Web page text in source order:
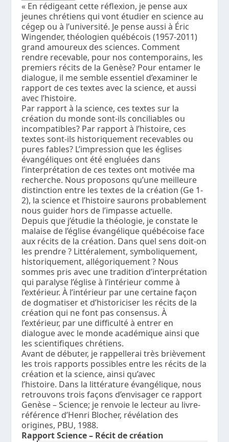
« En rédigeant cette réflexion, je pense aux
jeunes chrétiens qui vont étudier en science au
cégep ou à l’université. Je pense aussi à Éric
Wingender, théologien québécois (1957-2011)
grand amoureux des sciences. Comment
rendre recevable, pour nos contemporains, les
premiers récits de la Genèse? Pour entamer le
dialogue, il me semble essentiel d’examiner le
rapport de ces textes avec la science, et aussi
avec l’histoire.
Par rapport à la science, ces textes sur la
création du monde sont-ils conciliables ou
incompatibles? Par rapport à l’histoire, ces
textes sont-ils historiquement recevables ou
pures fables? L’impression que les églises
évangéliques ont été engluées dans
l’interprétation de ces textes ont motivée ma
recherche. Nous proposons qu’une meilleure
distinction entre les textes de la création (Ge 1-
2), la science et l’histoire saurons probablement
nous guider hors de l’impasse actuelle.
Depuis que j’étudie la théologie, je constate le
malaise de l’église évangélique québécoise face
aux récits de la création. Dans quel sens doit-on
les prendre ? Littéralement, symboliquement,
historiquement, allégoriquement ? Nous
sommes pris avec une tradition d’interprétation
qui paralyse l’église à l’intérieur comme à
l’extérieur. À l’intérieur par une certaine façon
de dogmatiser et d’historiciser les récits de la
création qui ne font pas consensus. À
l’extérieur, par une difficulté à entrer en
dialogue avec le monde académique ainsi que
les scientifiques chrétiens.
Avant de débuter, je rappellerai très brièvement
les trois rapports possibles entre les récits de la
création et la science, ainsi qu’avec
l’histoire. Dans la littérature évangélique, nous
retrouvons trois façons d’envisager ce rapport
Genèse – Science; je renvoie le lecteur au livre-
référence d’Henri Blocher, révélation des
origines, PBU, 1988.
Rapport Science – Récit de création